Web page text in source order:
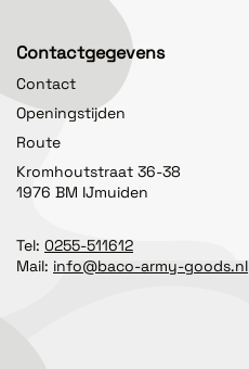
Contactgegevens
Contact
Openingstijden
Route
Kromhoutstraat 36-38
1976 BM IJmuiden
Tel: 0255-511612
Mail: info@baco-army-goods.nl